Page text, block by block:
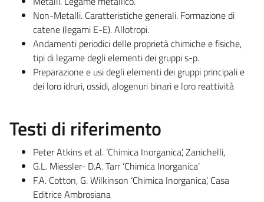
Non-Metalli. Caratteristiche generali. Formazione di
catene (legami E-E). Allotropi.
Andamenti periodici delle proprietà chimiche e fisiche,
tipi di legame degli elementi dei gruppi s-p.
Preparazione e usi degli elementi dei gruppi principali e
dei loro idruri, ossidi, alogenuri binari e loro reattività
Testi di riferimento
Peter Atkins et al. ‘Chimica Inorganica’, Zanichelli,
G.L. Miessler- D.A. Tarr ‘Chimica Inorganica’
F.A. Cotton, G. Wilkinson ‘Chimica Inorganica’, Casa
Editrice Ambrosiana